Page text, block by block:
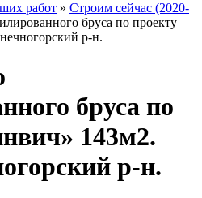
работ » Строим сейчас (2020-
бруса по проекту
р-н.
бруса по
143м2.
р-н.